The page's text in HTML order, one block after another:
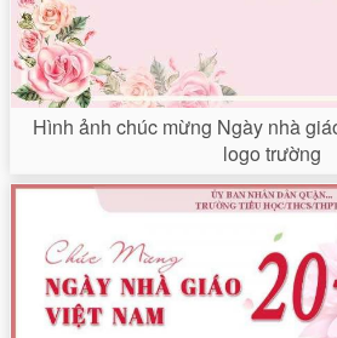
Hình ảnh chúc mừng Ngày nhà
logo trường